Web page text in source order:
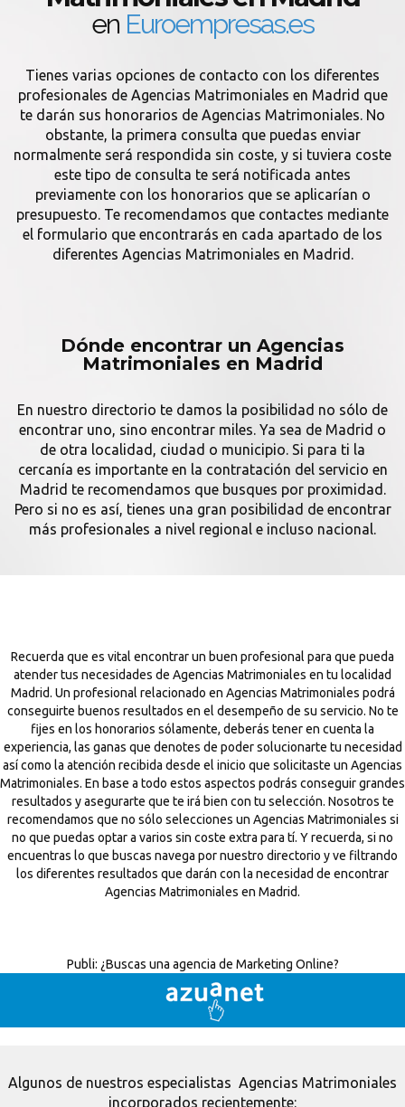
en Euroempresas.es
Tienes varias opciones de contacto con los diferentes
profesionales de Agencias Matrimoniales en Madrid que
te darán sus honorarios de Agencias Matrimoniales. No
obstante, la primera consulta que puedas enviar
normalmente será respondida sin coste, y si tuviera coste
este tipo de consulta te será notificada antes
previamente con los honorarios que se aplicarían o
presupuesto. Te recomendamos que contactes mediante
el formulario que encontrarás en cada apartado de los
diferentes Agencias Matrimoniales en Madrid.
Dónde encontrar un Agencias
Matrimoniales en Madrid
En nuestro directorio te damos la posibilidad no sólo de
encontrar uno, sino encontrar miles. Ya sea de Madrid o
de otra localidad, ciudad o municipio. Si para ti la
cercanía es importante en la contratación del servicio en
Madrid te recomendamos que busques por proximidad.
Pero si no es así, tienes una gran posibilidad de encontrar
más profesionales a nivel regional e incluso nacional.
Recuerda que es vital encontrar un buen profesional para que pueda
atender tus necesidades de Agencias Matrimoniales en tu localidad
Madrid. Un profesional relacionado en Agencias Matrimoniales podrá
conseguirte buenos resultados en el desempeño de su servicio. No te
fijes en los honorarios sólamente, deberás tener en cuenta la
experiencia, las ganas que denotes de poder solucionarte tu necesidad
así como la atención recibida desde el inicio que solicitaste un Agencias
Matrimoniales. En base a todo estos aspectos podrás conseguir grandes
resultados y asegurarte que te irá bien con tu selección. Nosotros te
recomendamos que no sólo selecciones un Agencias Matrimoniales si
no que puedas optar a varios sin coste extra para tí. Y recuerda, si no
encuentras lo que buscas navega por nuestro directorio y ve filtrando
los diferentes resultados que darán con la necesidad de encontrar
Agencias Matrimoniales en Madrid.
Publi: ¿Buscas una agencia de Marketing Online?
Algunos de nuestros especialistas Agencias Matrimoniales
incorporados recientemente: